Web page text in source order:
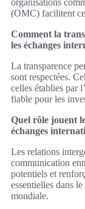
organisations
(OMC) facilitent
Comment la
les échanges
La transparence
sont respectées.
celles établies par
fiable pour les
Quel rôle jouent
échanges
Les relations
communication
potentiels et
essentielles dans
mondiale.